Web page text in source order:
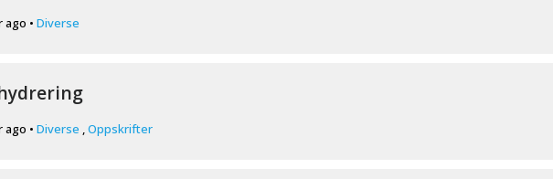
ago • Diverse
ago • Diverse ,Oppskrifter